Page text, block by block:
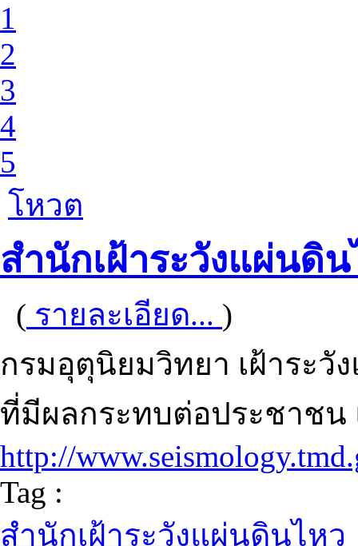
1
2
3
4
5
โหวต
สำนักเฝ้าระวังแผ่นดิ
( รายละเอียด... )
กรมอุตุนิยมวิทยา เฝ้าระวั
ที่มีผลกระทบต่อประชาชน
http://
Tag :
สำนักเฝ้าระวังแผ่นดินไหว